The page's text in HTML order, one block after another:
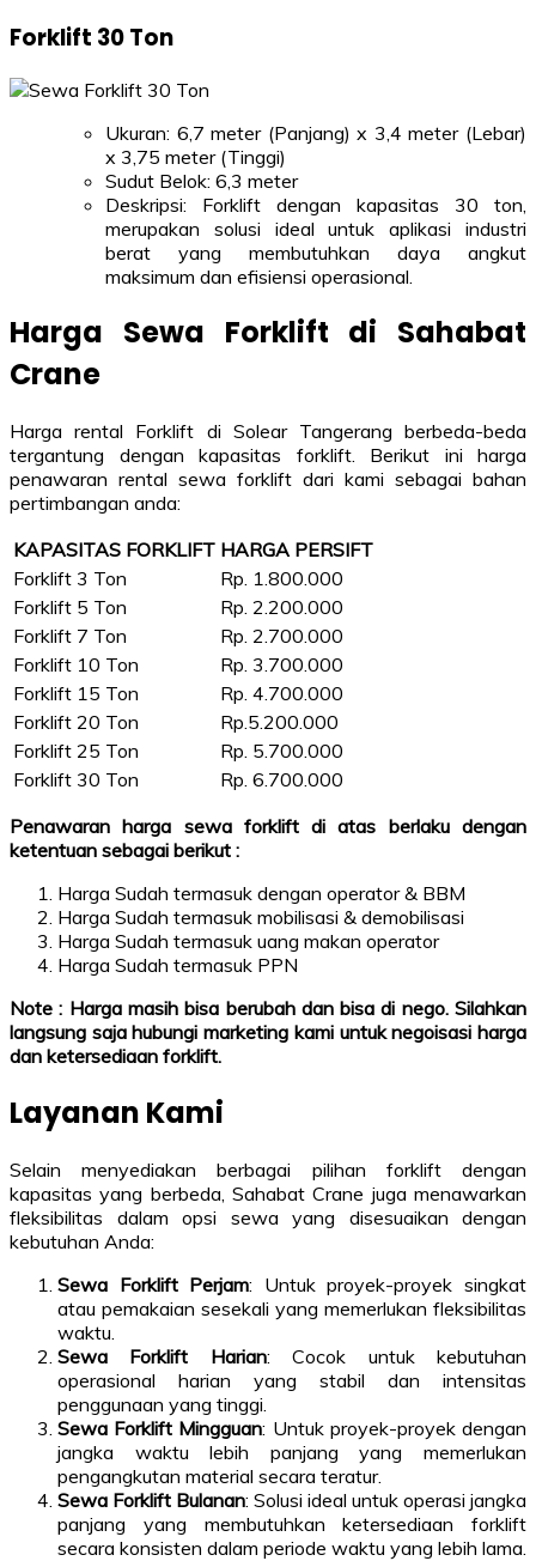
Forklift 30 Ton
Ukuran: 6,7 meter (Panjang) x 3,4 meter (Lebar)
x 3,75 meter (Tinggi)
Sudut Belok: 6,3 meter
Deskripsi: Forklift dengan kapasitas 30 ton,
merupakan solusi ideal untuk aplikasi industri
berat yang membutuhkan daya angkut
maksimum dan efisiensi operasional.
Harga Sewa Forklift di Sahabat
Crane
Harga rental Forklift di Solear Tangerang berbeda-beda
tergantung dengan kapasitas forklift. Berikut ini harga
penawaran rental sewa forklift dari kami sebagai bahan
pertimbangan anda:
KAPASITAS FORKLIFT HARGA PERSIFT
Forklift 3 Ton
Rp. 1.800.000
Forklift 5 Ton
Rp. 2.200.000
Forklift 7 Ton
Rp. 2.700.000
Forklift 10 Ton
Rp. 3.700.000
Forklift 15 Ton
Rp. 4.700.000
Forklift 20 Ton
Rp.5.200.000
Forklift 25 Ton
Rp. 5.700.000
Forklift 30 Ton
Rp. 6.700.000
Penawaran harga sewa forklift di atas berlaku dengan
ketentuan sebagai berikut :
Harga Sudah termasuk dengan operator & BBM
Harga Sudah termasuk mobilisasi & demobilisasi
Harga Sudah termasuk uang makan operator
Harga Sudah termasuk PPN
Note : Harga masih bisa berubah dan bisa di nego. Silahkan
langsung saja hubungi marketing kami untuk negoisasi harga
dan ketersediaan forklift.
Layanan Kami
Selain menyediakan berbagai pilihan forklift dengan
kapasitas yang berbeda, Sahabat Crane juga menawarkan
fleksibilitas dalam opsi sewa yang disesuaikan dengan
kebutuhan Anda:
Sewa Forklift Perjam: Untuk proyek-proyek singkat
atau pemakaian sesekali yang memerlukan fleksibilitas
waktu.
Sewa Forklift Harian: Cocok untuk kebutuhan
operasional harian yang stabil dan intensitas
penggunaan yang tinggi.
Sewa Forklift Mingguan: Untuk proyek-proyek dengan
jangka waktu lebih panjang yang memerlukan
pengangkutan material secara teratur.
Sewa Forklift Bulanan: Solusi ideal untuk operasi jangka
panjang yang membutuhkan ketersediaan forklift
secara konsisten dalam periode waktu yang lebih lama.